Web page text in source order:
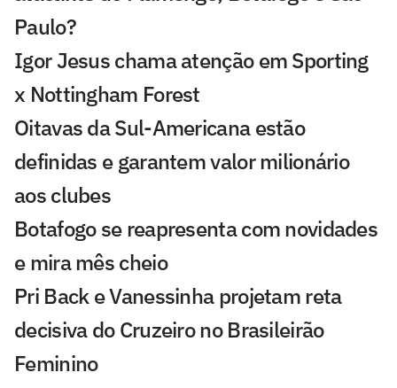
Paulo?
Igor Jesus chama atenção em Sporting
x Nottingham Forest
Oitavas da Sul-Americana estão
definidas e garantem valor milionário
aos clubes
Botafogo se reapresenta com novidades
e mira mês cheio
Pri Back e Vanessinha projetam reta
decisiva do Cruzeiro no Brasileirão
Feminino